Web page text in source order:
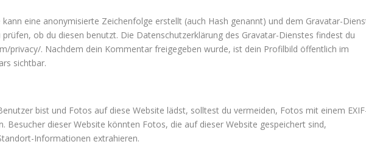
kann eine anonymisierte Zeichenfolge erstellt (auch Hash genannt) und dem Gravatar-
ob du diesen benutzt. Die Datenschutzerklärung des Gravatar-Dienstes findest du
privacy/. Nachdem dein Kommentar freigegeben wurde, ist dein Profilbild öffentlich im
sichtbar.
bist und Fotos auf diese Website lädst, solltest du vermeiden, Fotos mit einem
Besucher dieser Website könnten Fotos, die auf dieser Website gespeichert sind,
Informationen extrahieren.